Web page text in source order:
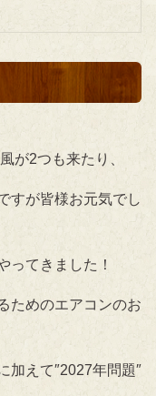
が2つも来たり、
すが皆様お元気でし
ってきました！
ためのエアコンのお
加えて″2027年問題″